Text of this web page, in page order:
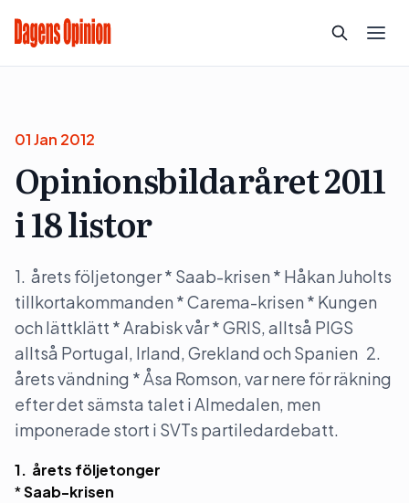
01 Jan 2012
Opinionsbildaråret 2011
i 18 listor
1. årets följetonger * Saab-krisen * Håkan Juholts
tillkortakommanden * Carema-krisen * Kungen
och lättklätt * Arabisk vår * GRIS, alltså PIGS
alltså Portugal, Irland, Grekland och Spanien 2.
årets vändning * Åsa Romson, var nere för räkning
efter det sämsta talet i Almedalen, men
imponerade stort i SVTs partiledardebatt.
1. årets följetonger
*Saab-krisen